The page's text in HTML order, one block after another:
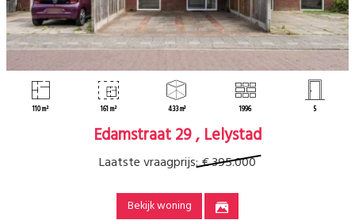
110 m² 161 m² 433 m³ 1996 5
Edamstraat 29 , Lelystad
Laatste vraagprijs:€ 395.000
Bekijk woning